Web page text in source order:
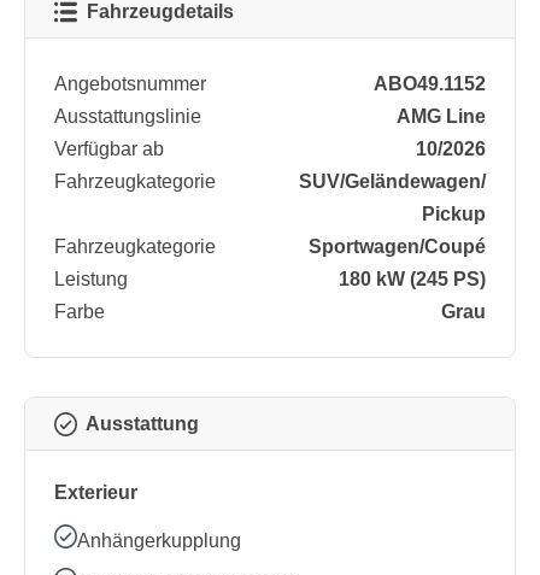
Fahrzeugdetails
Angebotsnummer
ABO49.1152
Ausstattungslinie
AMG Line
Verfügbar ab
10/2026
Fahrzeugkategorie
SUV/​Geländewagen/​
Pickup
Fahrzeugkategorie
Sportwagen/​Coupé
Leistung
180 kW (245 PS)
Farbe
Grau
Ausstattung
Exterieur
Anhängerkupplung